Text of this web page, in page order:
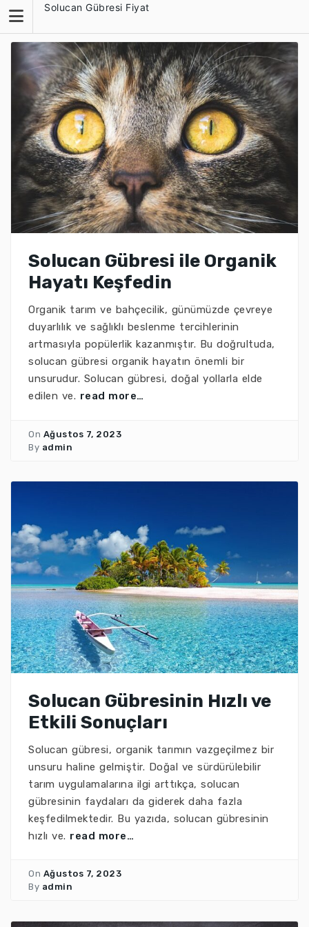
content
Solucan Gübresi Fiyat
Solucan Gübresi ile Organik
Hayatı Keşfedin
Organik tarım ve bahçecilik, günümüzde çevreye
duyarlılık ve sağlıklı beslenme tercihlerinin
artmasıyla popülerlik kazanmıştır. Bu doğrultuda,
solucan gübresi organik hayatın önemli bir
unsurudur. Solucan gübresi, doğal yollarla elde
edilen ve. read more…
On Ağustos 7, 2023
By admin
Solucan Gübresinin Hızlı ve
Etkili Sonuçları
Solucan gübresi, organik tarımın vazgeçilmez bir
unsuru haline gelmiştir. Doğal ve sürdürülebilir
tarım uygulamalarına ilgi arttıkça, solucan
gübresinin faydaları da giderek daha fazla
keşfedilmektedir. Bu yazıda, solucan gübresinin
hızlı ve. read more…
On Ağustos 7, 2023
By admin